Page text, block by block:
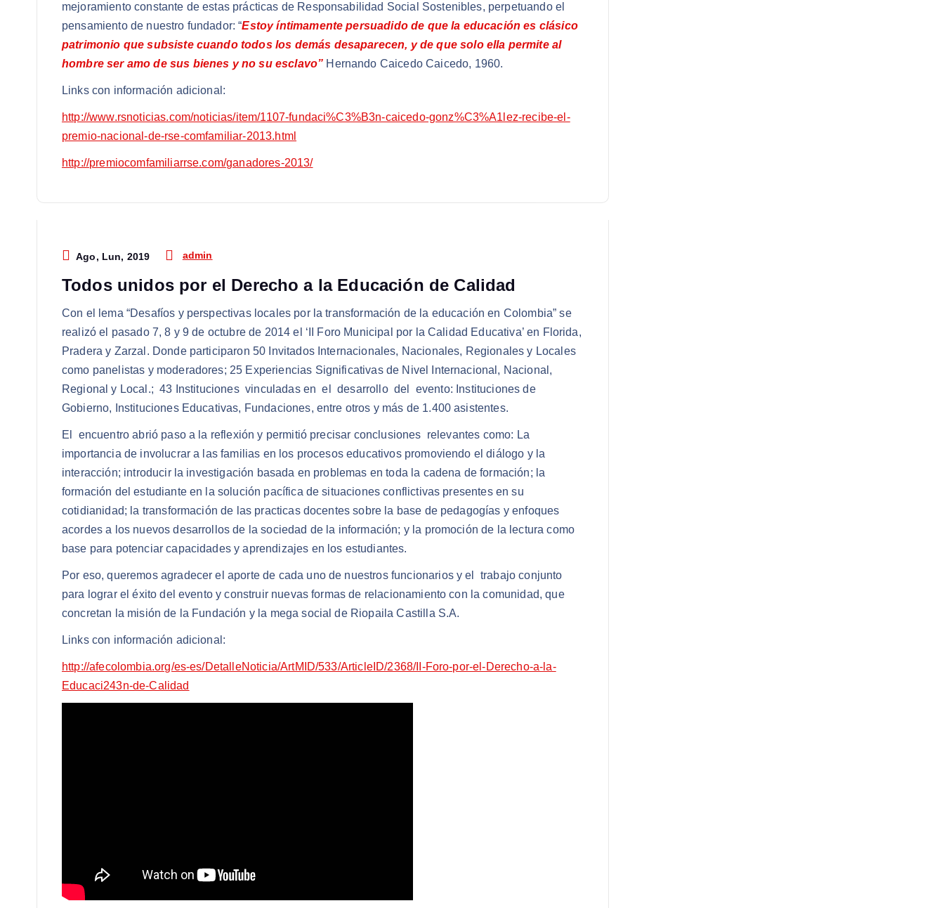
mejoramiento constante de estas prácticas de Responsabilidad Social Sostenibles, perpetuando el
pensamiento de nuestro fundador: “Estoy íntimamente persuadido de que la educación es clásico
patrimonio que subsiste cuando todos los demás desaparecen, y de que solo ella permite al
hombre ser amo de sus bienes y no su esclavo” Hernando Caicedo Caicedo, 1960.
Links con información adicional:
http://www.rsnoticias.com/noticias/item/1107-fundaci%C3%B3n-caicedo-gonz%C3%A1lez-recibe-el-
premio-nacional-de-rse-comfamiliar-2013.html
http://premiocomfamiliarrse.com/ganadores-2013/
Ago, Lun, 2019 admin
Todos unidos por el Derecho a la Educación de Calidad
Con el lema “Desafíos y perspectivas locales por la transformación de la educación en Colombia” se
realizó el pasado 7, 8 y 9 de octubre de 2014 el ‘II Foro Municipal por la Calidad Educativa’ en Florida,
Pradera y Zarzal. Donde participaron 50 Invitados Internacionales, Nacionales, Regionales y Locales
como panelistas y moderadores; 25 Experiencias Significativas de Nivel Internacional, Nacional,
Regional y Local.; 43 Instituciones vinculadas en el desarrollo del evento: Instituciones de
Gobierno, Instituciones Educativas, Fundaciones, entre otros y más de 1.400 asistentes.
El encuentro abrió paso a la reflexión y permitió precisar conclusiones relevantes como: La
importancia de involucrar a las familias en los procesos educativos promoviendo el diálogo y la
interacción; introducir la investigación basada en problemas en toda la cadena de formación; la
formación del estudiante en la solución pacífica de situaciones conflictivas presentes en su
cotidianidad; la transformación de las practicas docentes sobre la base de pedagogías y enfoques
acordes a los nuevos desarrollos de la sociedad de la información; y la promoción de la lectura como
base para potenciar capacidades y aprendizajes en los estudiantes.
Por eso, queremos agradecer el aporte de cada uno de nuestros funcionarios y el trabajo conjunto
para lograr el éxito del evento y construir nuevas formas de relacionamiento con la comunidad, que
concretan la misión de la Fundación y la mega social de Riopaila Castilla S.A.
Links con información adicional:
http://afecolombia.org/es-es/DetalleNoticia/ArtMID/533/ArticleID/2368/II-Foro-por-el-Derecho-a-la-
Educaci243n-de-Calidad